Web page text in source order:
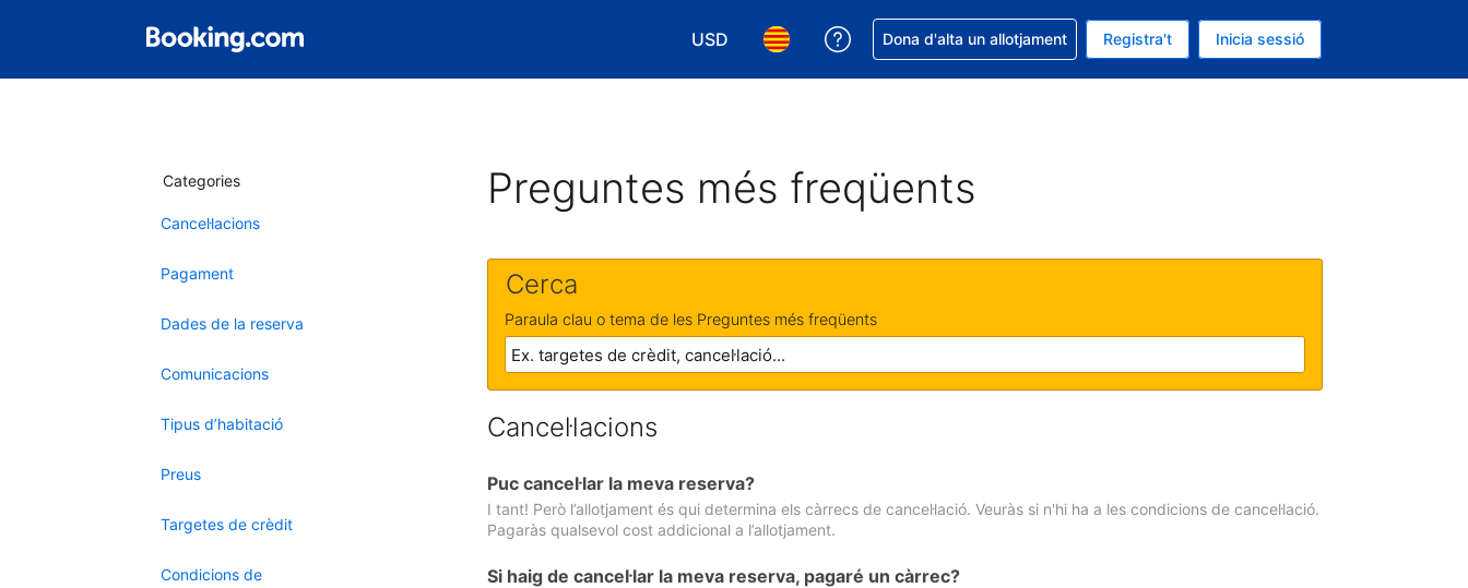
USD
Tria la moneda. La moneda actual és Dòlar dels Estats Units
Tria l'idioma. L'idioma actual és Català
Rep ajuda amb la reserva
Dona d'alta un allotjament Registra't Inicia sessió
Categories
Cancel·lacions
Pagament
Dades de la reserva
Comunicacions
Tipus d’habitació
Preus
Targetes de crèdit
Condicions de
Preguntes més freqüents
Cerca
Paraula clau o tema de les Preguntes més freqüents
Cancel·lacions
Puc cancel·lar la meva reserva?
I tant! Però l’allotjament és qui determina els càrrecs de cancel·lació. Veuràs si n'hi ha a les condicions de cancel·lació.
Pagaràs qualsevol cost addicional a l’allotjament.
Si haig de cancel·lar la meva reserva, pagaré un càrrec?